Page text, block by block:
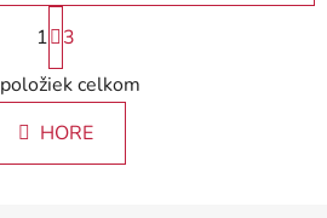
O
v
l
á
d
S
t
r
á
n
k
1
3
položiek celkom
HORE